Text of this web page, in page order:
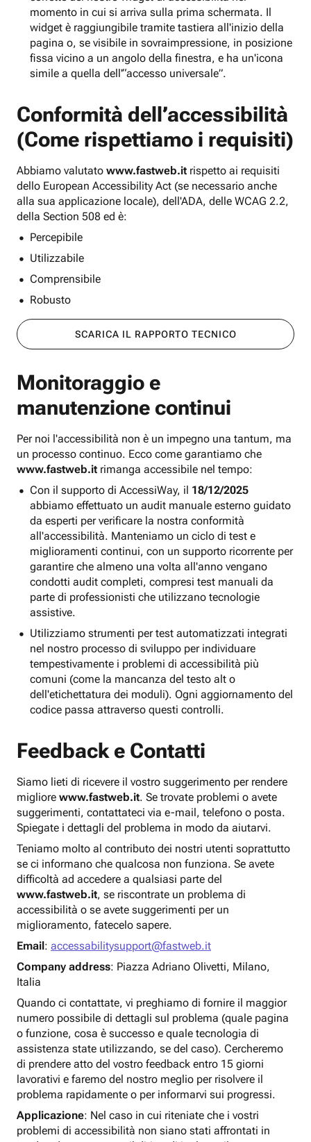
momento in cui si arriva sulla prima schermata. Il
widget è raggiungibile tramite tastiera all'inizio della
pagina o, se visibile in sovraimpressione, in posizione
fissa vicino a un angolo della finestra, e ha un'icona
simile a quella dell'“accesso universale”.
Conformità dell’accessibilità
(Come rispettiamo i requisiti)
Abbiamo valutato www.fastweb.it rispetto ai requisiti
dello European Accessibility Act (se necessario anche
alla sua applicazione locale), dell'ADA, delle WCAG 2.2,
della Section 508 ed è:
Percepibile
Utilizzabile
Comprensibile
Robusto
SCARICA IL RAPPORTO TECNICO
Monitoraggio e
manutenzione continui
Per noi l'accessibilità non è un impegno una tantum, ma
un processo continuo. Ecco come garantiamo che
www.fastweb.it rimanga accessibile nel tempo:
Con il supporto di AccessiWay, il 18/12/2025
abbiamo effettuato un audit manuale esterno guidato
da esperti per verificare la nostra conformità
all'accessibilità. Manteniamo un ciclo di test e
miglioramenti continui, con un supporto ricorrente per
garantire che almeno una volta all'anno vengano
condotti audit completi, compresi test manuali da
parte di professionisti che utilizzano tecnologie
assistive.
Utilizziamo strumenti per test automatizzati integrati
nel nostro processo di sviluppo per individuare
tempestivamente i problemi di accessibilità più
comuni (come la mancanza del testo alt o
dell'etichettatura dei moduli). Ogni aggiornamento del
codice passa attraverso questi controlli.
Feedback e Contatti
Siamo lieti di ricevere il vostro suggerimento per rendere
migliore www.fastweb.it. Se trovate problemi o avete
suggerimenti, contattateci via e-mail, telefono o posta.
Spiegate i dettagli del problema in modo da aiutarvi.
Teniamo molto al contributo dei nostri utenti soprattutto
se ci informano che qualcosa non funziona. Se avete
difficoltà ad accedere a qualsiasi parte del
www.fastweb.it, se riscontrate un problema di
accessibilità o se avete suggerimenti per un
miglioramento, fatecelo sapere.
Email: accessabilitysupport@fastweb.it
Company address: Piazza Adriano Olivetti, Milano,
Italia
Quando ci contattate, vi preghiamo di fornire il maggior
numero possibile di dettagli sul problema (quale pagina
o funzione, cosa è successo e quale tecnologia di
assistenza state utilizzando, se del caso). Cercheremo
di prendere atto del vostro feedback entro 15 giorni
lavorativi e faremo del nostro meglio per risolvere il
problema rapidamente o per informarvi sui progressi.
Applicazione: Nel caso in cui riteniate che i vostri
problemi di accessibilità non siano stati affrontati in